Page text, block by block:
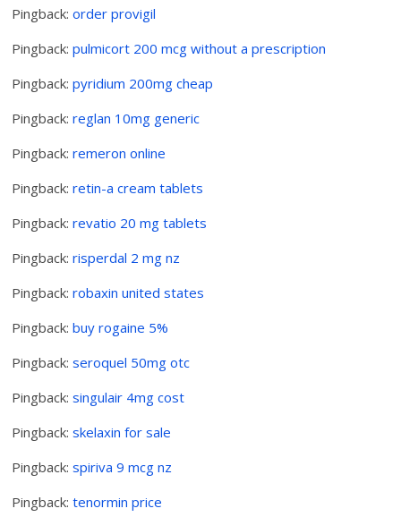
Pingback:order provigil
Pingback:pulmicort 200 mcg without a prescription
Pingback:pyridium 200mg cheap
Pingback:reglan 10mg generic
Pingback:remeron online
Pingback:retin-a cream tablets
Pingback:revatio 20 mg tablets
Pingback:risperdal 2 mg nz
Pingback:robaxin united states
Pingback:buy rogaine 5%
Pingback:seroquel 50mg otc
Pingback:singulair 4mg cost
Pingback:skelaxin for sale
Pingback:spiriva 9 mcg nz
Pingback:tenormin price